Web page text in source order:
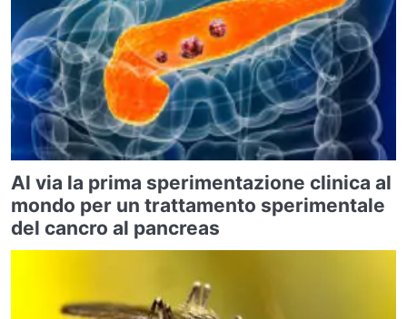
Al via la prima sperimentazione clinica al
mondo per un trattamento sperimentale
del cancro al pancreas